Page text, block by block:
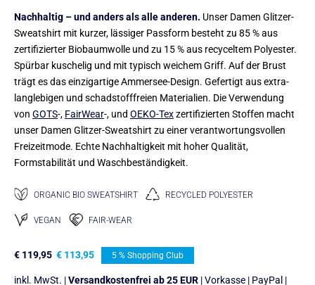
Nachhaltig – und anders als alle anderen. Unser Damen Glitzer-
Sweatshirt mit kurzer, lässiger Passform besteht zu 85 % aus
zertifizierter Biobaumwolle und zu 15 % aus recyceltem Polyester.
Spürbar kuschelig und mit typisch weichem Griff. Auf der Brust
trägt es das einzigartige Ammersee-Design. Gefertigt aus extra-
langlebigen und schadstofffreien Materialien. Die Verwendung
von GOTS-, FairWear-, und OEKO-Texzertifizierten Stoffen macht
unser Damen Glitzer-Sweatshirt zu einer verantwortungsvollen
Freizeitmode. Echte Nachhaltigkeit mit hoher Qualität,
Formstabilität und Waschbeständigkeit.
ORGANIC BIO SWEATSHIRT RECYCLED POLYESTER
VEGAN FAIR-WEAR
€ 119,95 € 113,95 5 % Shopping Club
inkl. MwSt. |Versandkostenfrei ab 25 EUR | Vorkasse | PayPal |